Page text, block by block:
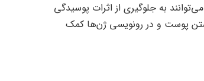
به جلوگیری از اثرات پوسیدگی
پوست و در رونویسی ژن‌ها کمک